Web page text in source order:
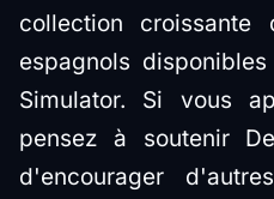
collection croissante
espagnols
Simulator. Si vous
pensez à soutenir
d'encourager